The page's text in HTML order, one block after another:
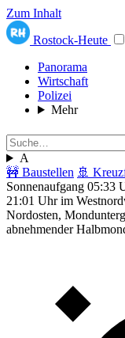
Zum Inhalt
Rostock-Heute
Panorama
Wirtschaft
Polizei
Mehr
A
🚧 Baustellen 🚢
Sonnenaufgang 05:33
21:01 Uhr im
Nordosten,
abnehmender